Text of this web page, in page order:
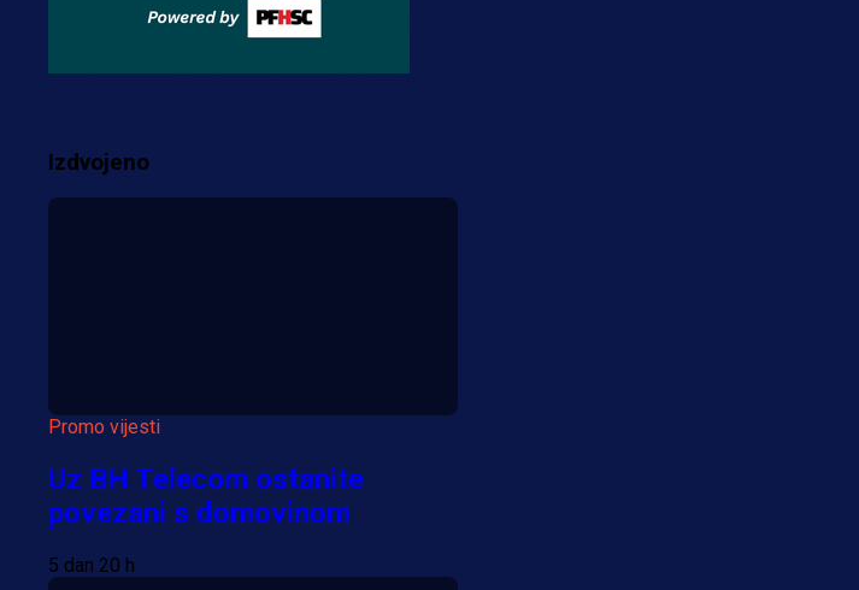
Zmajevi dobili veliko
pojačanje: Fudbaler
Izdvojeno
Promo vijesti
Uz BH Telecom ostanite
povezani s domovinom
5 dan 20 h